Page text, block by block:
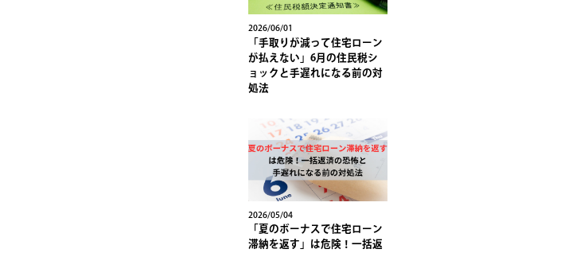
2026/06/01
「手取りが減って住宅ローン
が払えない」6月の住民税シ
ョックと手遅れになる前の対
処法
2026/05/04
「夏のボーナスで住宅ローン
滞納を返す」は危険！一括返